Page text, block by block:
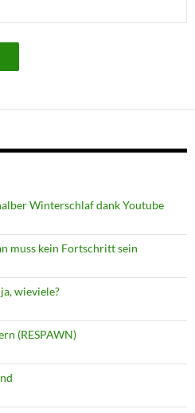
Winterschlaf dank Youtube
muss kein Fortschritt sein
wieviele?
(RESPAWN)